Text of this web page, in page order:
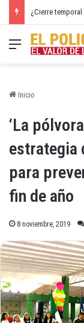
Menú
Inicio
‘La
estrategia
para
fin de año
8 noviembre, 2019